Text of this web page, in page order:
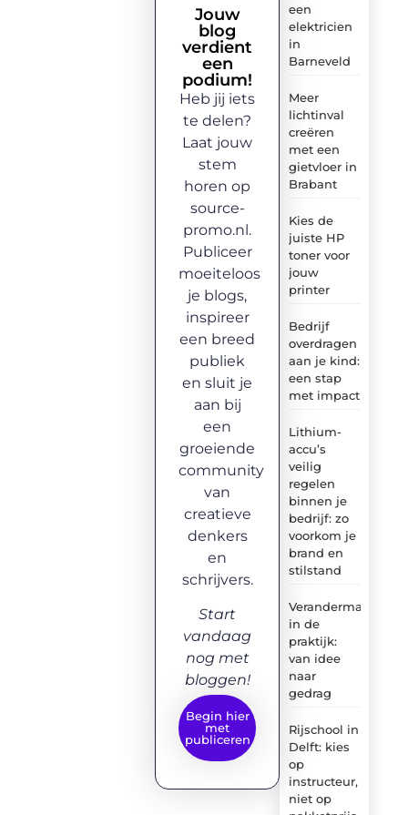
een
elektricien
in
Barneveld
Meer
lichtinval
creëren
met een
gietvloer in
Brabant
Kies de
juiste HP
toner voor
jouw
printer
Bedrijf
overdragen
aan je kind:
een stap
met impact
Lithium-
accu’s
veilig
regelen
binnen je
bedrijf: zo
voorkom je
brand en
stilstand
in de
praktijk:
van idee
naar
gedrag
Rijschool in
Delft: kies
op
instructeur,
niet op
Jouw
blog
verdient
een
podium!
Heb jij iets
te delen?
Laat jouw
stem
horen op
source-
promo.nl.
Publiceer
moeiteloos
je blogs,
inspireer
een breed
publiek
en sluit je
aan bij
een
groeiende
community
van
creatieve
denkers
en
schrijvers.
Start
vandaag
nog met
bloggen!
Begin hier
met
publiceren